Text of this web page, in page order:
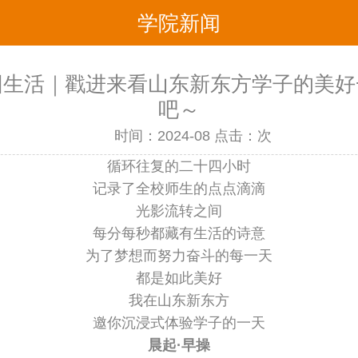
学院新闻
活｜戳进来看山东新东方学子的美
吧～
时间：2024-08 点击： 次
循环往复的二十四小时
记录了全校师生的点点滴滴
光影流转之间
每分每秒都藏有生活的诗意
为了梦想而努力奋斗的每一天
都是如此美好
我在山东新东方
邀你沉浸式体验学子的一天
晨起·早操